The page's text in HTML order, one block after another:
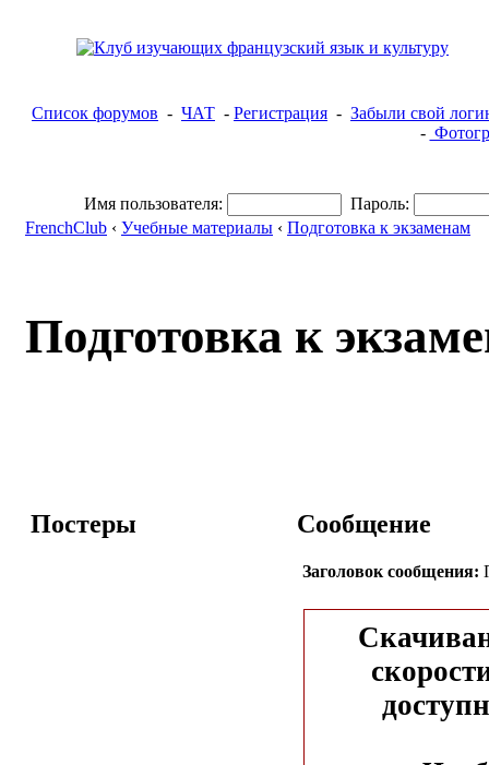
Список форумов - ЧАТ - Регистрация - Забыли свой
-
Имя пользователя:
Пароль:
FrenchClub ‹ Учебные материалы ‹ Подготовка к экзаменам
Подготовка к
Постеры Сообщение
Заголовок сообщения: